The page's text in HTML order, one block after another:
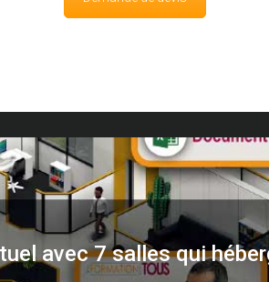
avec 7 salles qui